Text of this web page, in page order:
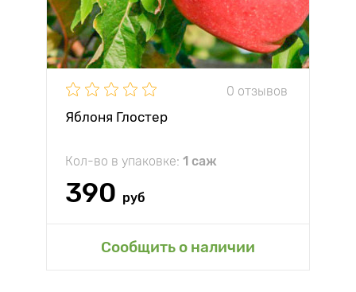
0 отзывов
Яблоня Глостер
Кол-во в упаковке: 1 саж
390 руб
Сообщить о наличии